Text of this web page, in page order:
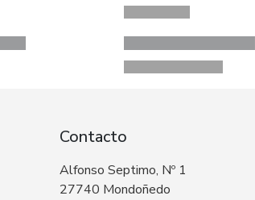
Contacto
Alfonso Septimo, Nº 1
27740 Mondoñedo